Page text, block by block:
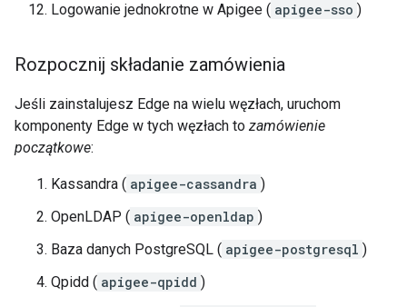
Logowanie jednokrotne w Apigee ( apigee-sso )
Rozpocznij składanie zamówienia
Jeśli zainstalujesz Edge na wielu węzłach, uruchom
komponenty Edge w tych węzłach to zamówienie
początkowe:
Kassandra ( apigee-cassandra )
OpenLDAP ( apigee-openldap )
Baza danych PostgreSQL ( apigee-postgresql )
Qpidd ( apigee-qpidd )